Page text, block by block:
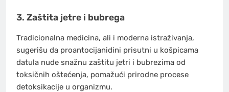
3. Zaštita jetre i bubrega
Tradicionalna medicina, ali i moderna istraživanja,
sugerišu da proantocijanidini prisutni u košpicama
datula nude snažnu zaštitu jetri i bubrezima od
toksičnih oštećenja, pomažući prirodne procese
detoksikacije u organizmu.